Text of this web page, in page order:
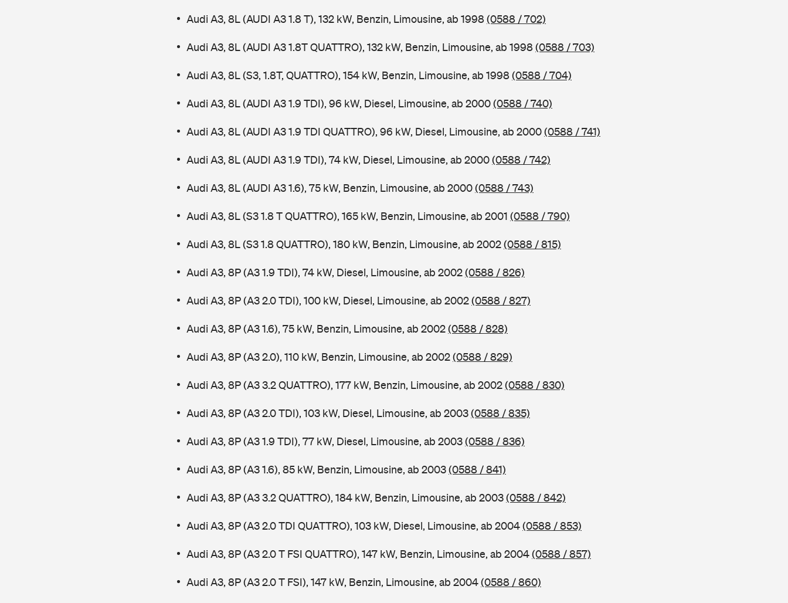
Audi A3, 8L (AUDI A3 1.8 T), 132 kW, Benzin, Limousine, ab 1998(0588 / 702)
Audi A3, 8L (AUDI A3 1.8T QUATTRO), 132 kW, Benzin, Limousine, ab 1998(0588 / 703)
Audi A3, 8L (S3, 1.8T, QUATTRO), 154 kW, Benzin, Limousine, ab 1998(0588 / 704)
Audi A3, 8L (AUDI A3 1.9 TDI), 96 kW, Diesel, Limousine, ab 2000(0588 / 740)
Audi A3, 8L (AUDI A3 1.9 TDI QUATTRO), 96 kW, Diesel, Limousine, ab 2000(0588 / 741)
Audi A3, 8L (AUDI A3 1.9 TDI), 74 kW, Diesel, Limousine, ab 2000(0588 / 742)
Audi A3, 8L (AUDI A3 1.6), 75 kW, Benzin, Limousine, ab 2000(0588 / 743)
Audi A3, 8L (S3 1.8 T QUATTRO), 165 kW, Benzin, Limousine, ab 2001 (0588 / 790)
Audi A3, 8L (S3 1.8 QUATTRO), 180 kW, Benzin, Limousine, ab 2002(0588 / 815)
Audi A3, 8P (A3 1.9 TDI), 74 kW, Diesel, Limousine, ab 2002(0588 / 826)
Audi A3, 8P (A3 2.0 TDI), 100 kW, Diesel, Limousine, ab 2002(0588 / 827)
Audi A3, 8P (A3 1.6), 75 kW, Benzin, Limousine, ab 2002(0588 / 828)
Audi A3, 8P (A3 2.0), 110 kW, Benzin, Limousine, ab 2002(0588 / 829)
Audi A3, 8P (A3 3.2 QUATTRO), 177 kW, Benzin, Limousine, ab 2002(0588 / 830)
Audi A3, 8P (A3 2.0 TDI), 103 kW, Diesel, Limousine, ab 2003(0588 / 835)
Audi A3, 8P (A3 1.9 TDI), 77 kW, Diesel, Limousine, ab 2003(0588 / 836)
Audi A3, 8P (A3 1.6), 85 kW, Benzin, Limousine, ab 2003(0588 / 841)
Audi A3, 8P (A3 3.2 QUATTRO), 184 kW, Benzin, Limousine, ab 2003(0588 / 842)
Audi A3, 8P (A3 2.0 TDI QUATTRO), 103 kW, Diesel, Limousine, ab 2004(0588 / 853)
Audi A3, 8P (A3 2.0 T FSI QUATTRO), 147 kW, Benzin, Limousine, ab 2004(0588 / 857)
Audi A3, 8P (A3 2.0 T FSI), 147 kW, Benzin, Limousine, ab 2004(0588 / 860)